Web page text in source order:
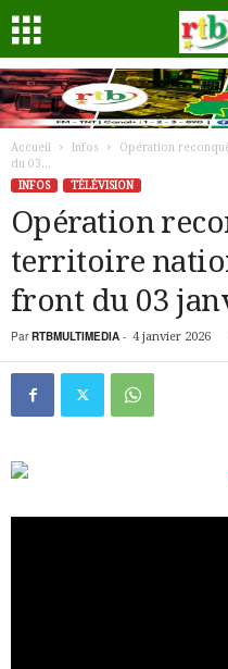
Accueil Infos
Opération
du 03...
INFOS
TÉLÉVISION
Opération
territoire
front du 03
Par RTBMULTIMEDIA - 4 janvier 2026